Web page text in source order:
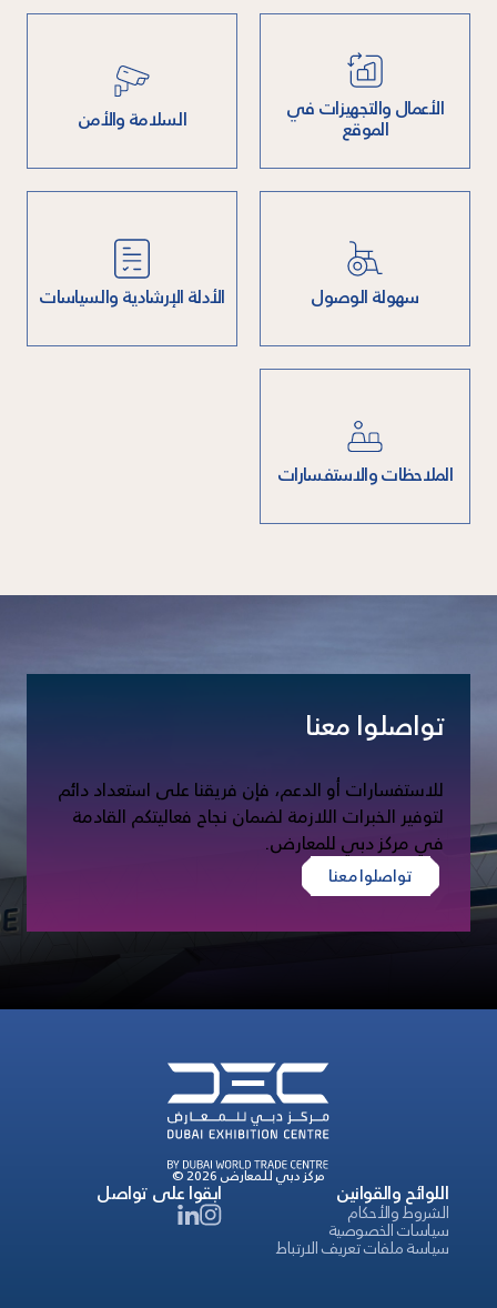
الأعمال والتجهيزات في
الموقع السلامة والأمن
سهولة الوصول الأدلة الإرشادية والسياسات
الملاحظات والاستفسارات
تواصلوا معنا
للاستفسارات أو الدعم، فإن فريقنا على استعداد دائم
لتوفير الخبرات اللازمة لضمان نجاح فعاليتكم القادمة
في مركز دبي للمعارض.
تواصلوا معنا
© 2026 مركز دبي للمعارض
اللوائح والقوانين
الشروط والأحكام
سياسات الخصوصية
سياسة ملفات تعريف الارتباط
ابقوا على تواصل